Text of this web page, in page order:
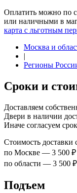
Оплатить можно по
или наличными в
карта с льготным
Москва и
|
Регионы
Сроки и
Доставляем
Двери в наличии
Иначе согласуем
Стоимость доставки
по Москве — 3 500 ₽
по области — 3 500
Подъем